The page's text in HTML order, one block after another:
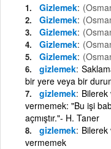
Gizlemek
Gizlemek
Gizlemek
Gizlemek
Gizlemek
gizlemek
bir yere veya bir
gizlemek
vermemek: "Bu işi
açmıştır."- H. Taner
gizlemek
vermemek